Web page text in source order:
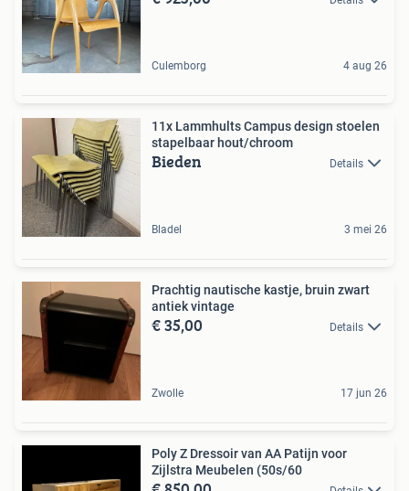
Culemborg 4 aug 26
11x Lammhults Campus design stoelen
stapelbaar hout/chroom
Bieden Details
Bladel 3 mei 26
Prachtig nautische kastje, bruin zwart
antiek vintage
€ 35,00 Details
Zwolle 17 jun 26
Poly Z Dressoir van AA Patijn voor
Zijlstra Meubelen (50s/60